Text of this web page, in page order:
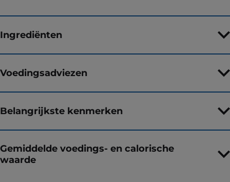
Ingrediënten
Voedingsadviezen
Belangrijkste kenmerken
Gemiddelde voedings- en calorische
waarde